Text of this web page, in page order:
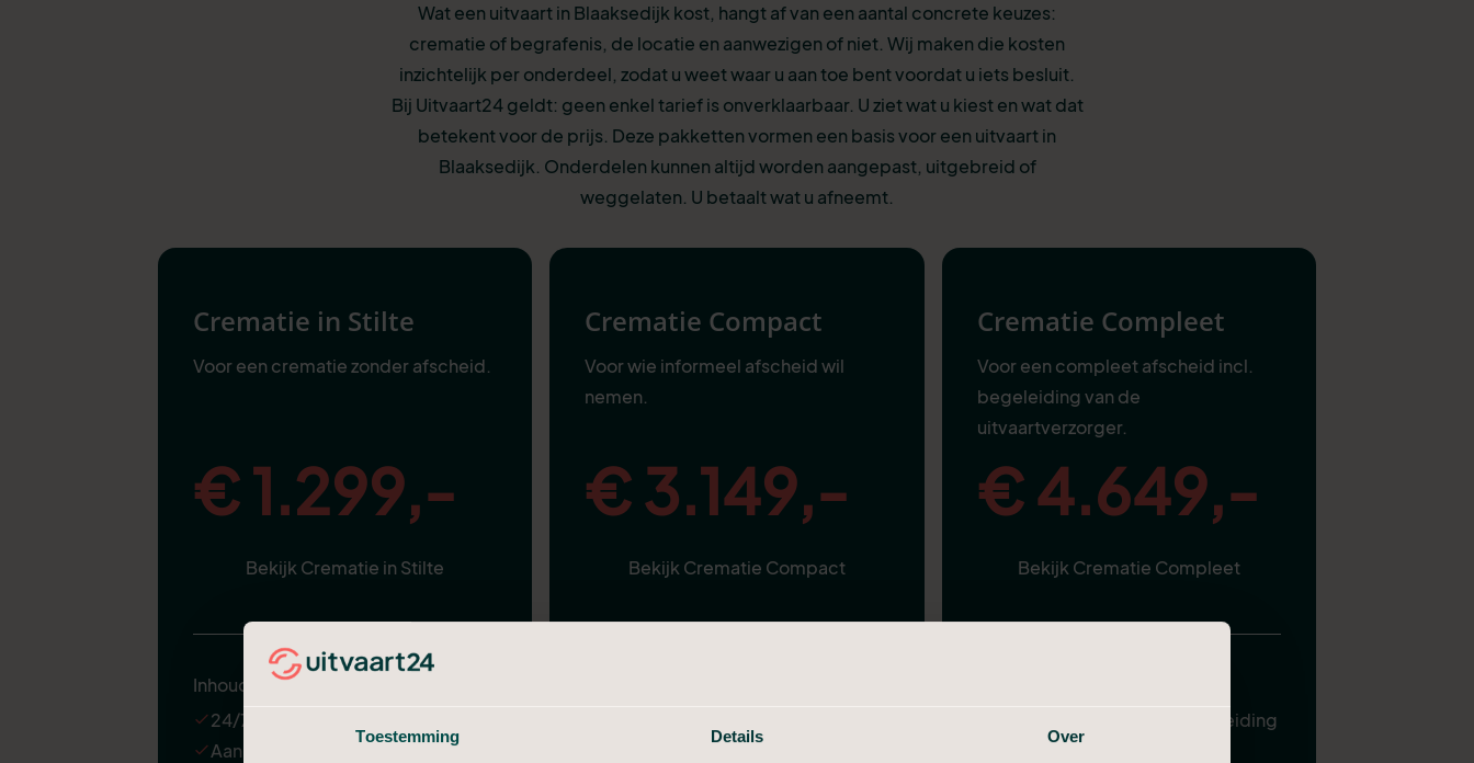
Toestemming Details Over
Wat een uitvaart in Blaaksedijk kost, hangt af van een aantal concrete keuzes:
crematie of begrafenis, de locatie en aanwezigen of niet. Wij maken die kosten
inzichtelijk per onderdeel, zodat u weet waar u aan toe bent voordat u iets besluit.
Bij Uitvaart24 geldt: geen enkel tarief is onverklaarbaar. U ziet wat u kiest en wat dat
betekent voor de prijs. Deze pakketten vormen een basis voor een uitvaart in
Blaaksedijk. Onderdelen kunnen altijd worden aangepast, uitgebreid of
weggelaten. U betaalt wat u afneemt.
Crematie in Stilte
Voor een crematie zonder afscheid.
€ 1.299,-
Bekijk Crematie in Stilte
Inhoud
24/7 ondersteuning
Aannemen en regelen van de
Crematie Compact
Voor wie informeel afscheid wil
nemen.
€ 3.149,-
Bekijk Crematie Compact
Crematie Compleet
Voor een compleet afscheid incl.
begeleiding van de
uitvaartverzorger.
€ 4.649,-
Bekijk Crematie Compleet
Uitvaartverzorger ter begeleiding